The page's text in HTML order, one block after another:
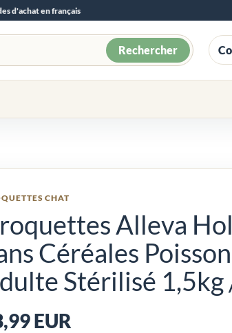
d'achat en français
Rechercher
CHAT
Alleva
Céréales
Stérilisé 1,5kg
EUR